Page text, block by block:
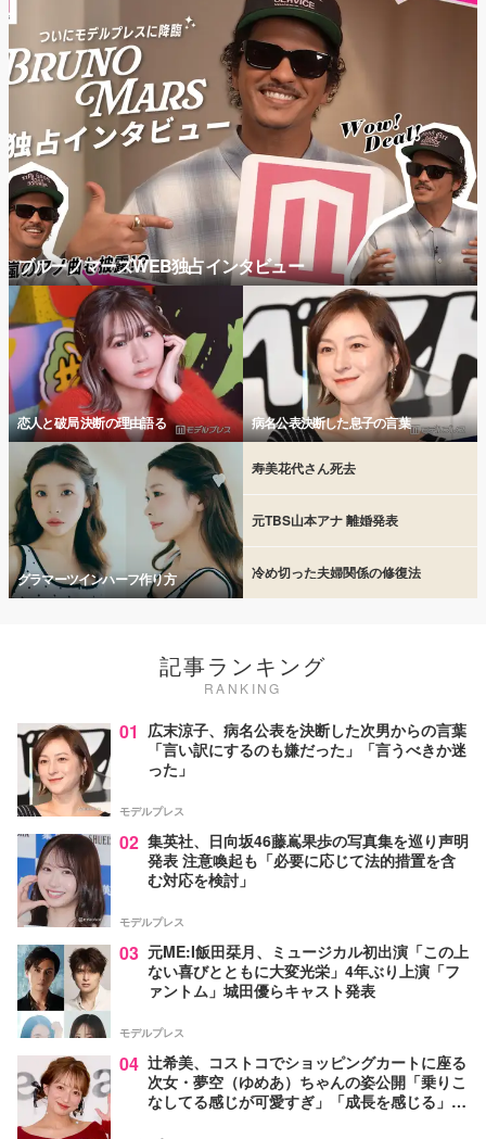
ブルーノマーズWEB独占インタビュー
恋人と破局 決断の理由語る 病名公表決断した息子の言葉
グラマーツインハーフ作り方
寿美花代さん死去
元TBS山本アナ 離婚発表
冷め切った夫婦関係の修復法
記事ランキング
RANKING
01 広末涼子、病名公表を決断した次男からの言葉
「言い訳にするのも嫌だった」「言うべきか迷
った」
モデルプレス
02 集英社、日向坂46藤嶌果歩の写真集を巡り声明
発表 注意喚起も「必要に応じて法的措置を含
む対応を検討」
モデルプレス
03 元ME:I飯田栞月、ミュージカル初出演「この上
ない喜びとともに大変光栄」4年ぶり上演「フ
ァントム」城田優らキャスト発表
モデルプレス
04 辻希美、コストコでショッピングカートに座る
次女・夢空（ゆめあ）ちゃんの姿公開「乗りこ
なしてる感じが可愛すぎ」「成長を感じる」の